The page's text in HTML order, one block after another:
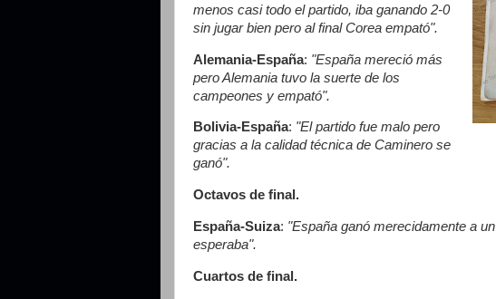
menos casi todo el partido, iba ganando 2-0
sin jugar bien pero al final Corea empató".
Alemania-España: "España mereció más
pero Alemania tuvo la suerte de los
campeones y empató".
Bolivia-España: "El partido fue malo pero
gracias a la calidad técnica de Caminero se
ganó".
Octavos de final.
España-Suiza: "España ganó merecidamente a
esperaba".
Cuartos de final.